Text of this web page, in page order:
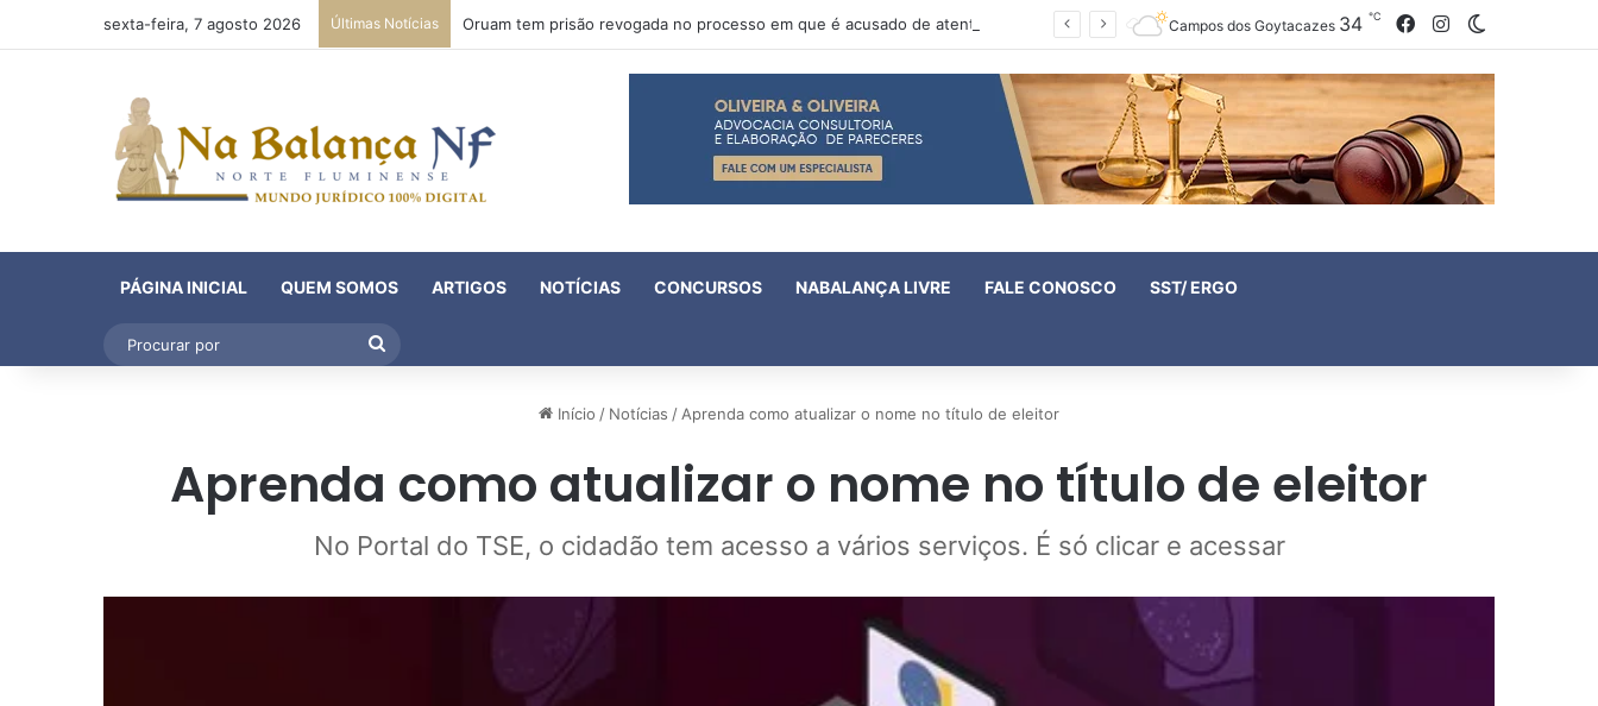
sexta-feira, 7 agosto 2026 Últimas Notícias Campos dos Goytacazes 34 ℃ FacebookInstagram
PÁGINA INICIAL QUEM SOMOS ARTIGOS NOTÍCIAS CONCURSOS NABALANÇA LIVRE FALE CONOSCO SST/ ERGO
Início / Notícias / Aprenda como atualizar o nome no título de eleitor
Aprenda como atualizar o nome no título de eleitor
No Portal do TSE, o cidadão tem acesso a vários serviços. É só clicar e acessar